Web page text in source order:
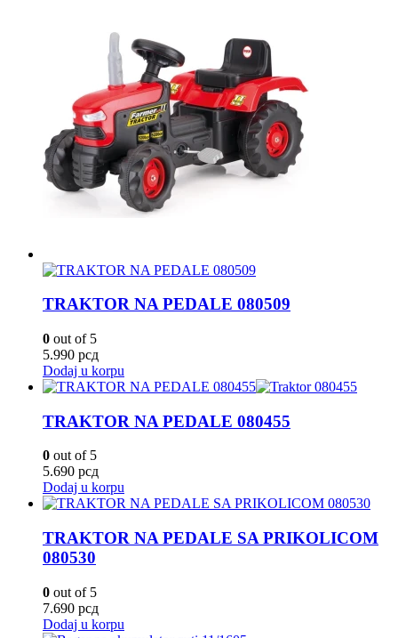
TRAKTOR NA PEDALE 080509
0 out of 5
5.990 рсд
Dodaj u korpu
TRAKTOR NA PEDALE 080455
0 out of 5
5.690 рсд
Dodaj u korpu
TRAKTOR NA PEDALE SA PRIKOLICOM
080530
0 out of 5
7.690 рсд
Dodaj u korpu